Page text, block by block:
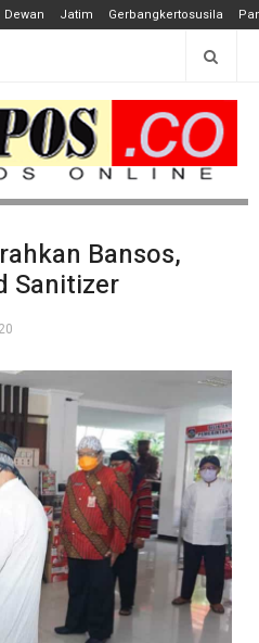
Dewan Jatim Gerbangkertosusila
Bansos,
Sanitizer